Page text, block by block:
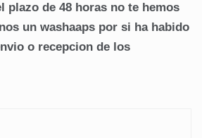
plazo de 48 horas no te hemos
un washaaps por si ha habido
o recepcion de los